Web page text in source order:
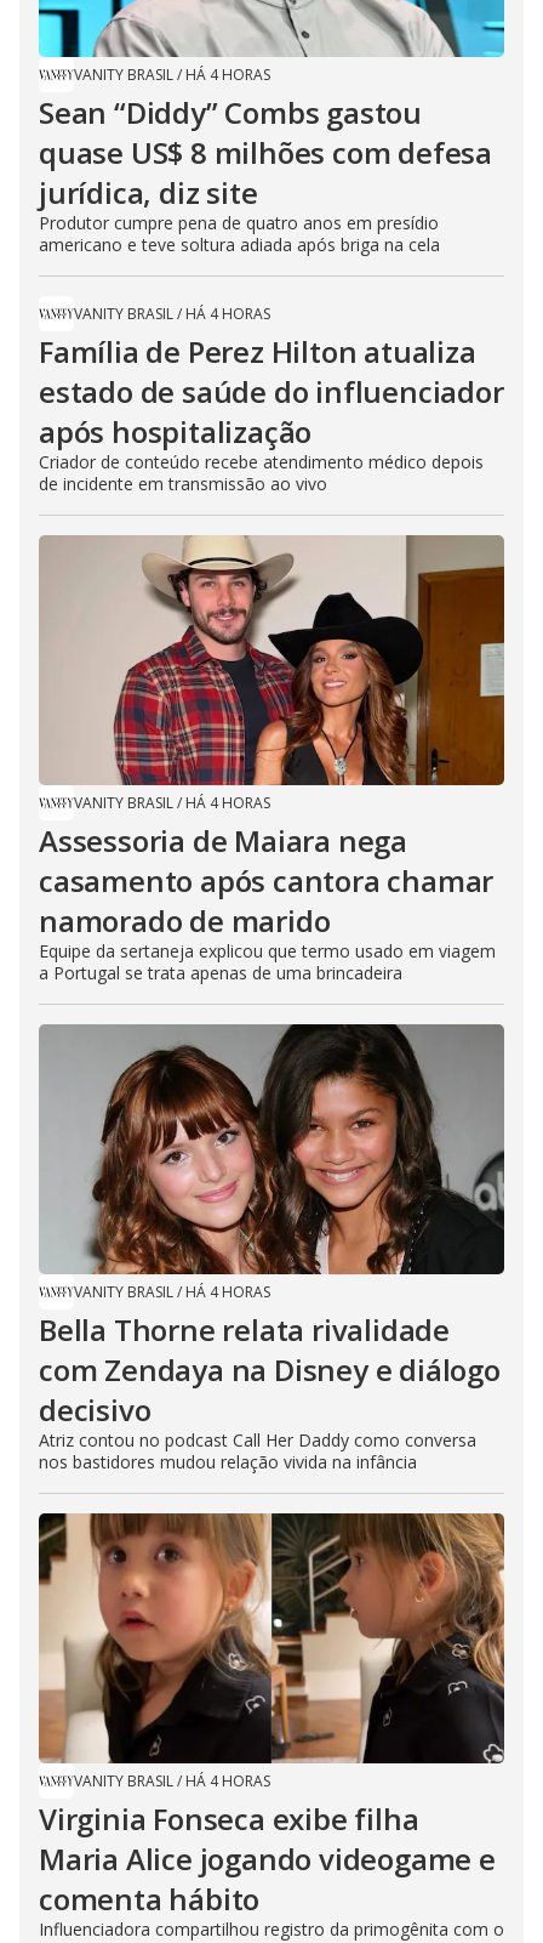
VANITY BRASIL/ HÁ 4 HORAS
Sean “Diddy” Combs gastou
quase US$ 8 milhões com defesa
jurídica, diz site
Produtor cumpre pena de quatro anos em presídio
americano e teve soltura adiada após briga na cela
VANITY BRASIL/ HÁ 4 HORAS
Família de Perez Hilton atualiza
estado de saúde do influenciador
após hospitalização
Criador de conteúdo recebe atendimento médico depois
de incidente em transmissão ao vivo
VANITY BRASIL/ HÁ 4 HORAS
Assessoria de Maiara nega
casamento após cantora chamar
namorado de marido
Equipe da sertaneja explicou que termo usado em viagem
a Portugal se trata apenas de uma brincadeira
VANITY BRASIL/ HÁ 4 HORAS
Bella Thorne relata rivalidade
com Zendaya na Disney e diálogo
decisivo
Atriz contou no podcast Call Her Daddy como conversa
nos bastidores mudou relação vivida na infância
VANITY BRASIL/ HÁ 4 HORAS
Virginia Fonseca exibe filha
Maria Alice jogando videogame e
comenta hábito
Influenciadora compartilhou registro da primogênita com o